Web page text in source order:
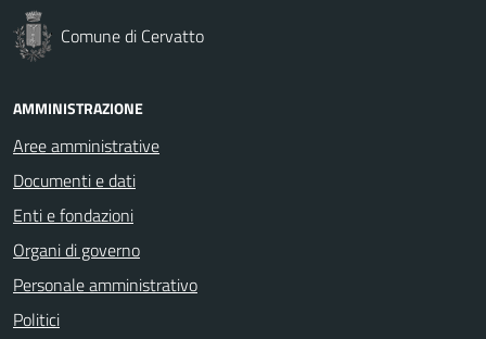
Comune di Cervatto
AMMINISTRAZIONE
Aree amministrative
Documenti e dati
Enti e fondazioni
Organi di governo
Personale amministrativo
Politici